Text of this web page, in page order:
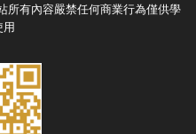
所有內容嚴禁任何商業行為僅供學
用